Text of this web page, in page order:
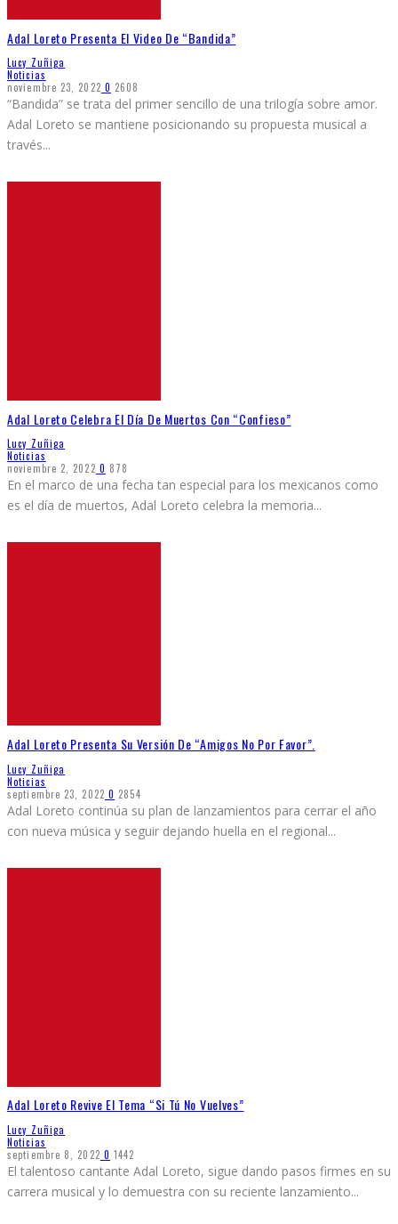
Adal Loreto Presenta El Video De “Bandida”
Lucy Zuñiga
Noticias
noviembre 23, 2022 0 2608
“Bandida” se trata del primer sencillo de una trilogía sobre amor.
Adal Loreto se mantiene posicionando su propuesta musical a
través...
Adal Loreto Celebra El Día De Muertos Con “Confieso”
Lucy Zuñiga
Noticias
noviembre 2, 2022 0 878
En el marco de una fecha tan especial para los mexicanos como
es el día de muertos, Adal Loreto celebra la memoria...
Adal Loreto Presenta Su Versión De “Amigos No Por Favor”.
Lucy Zuñiga
Noticias
septiembre 23, 2022 0 2854
Adal Loreto continúa su plan de lanzamientos para cerrar el año
con nueva música y seguir dejando huella en el regional...
Adal Loreto Revive El Tema “Si Tú No Vuelves”
Lucy Zuñiga
Noticias
septiembre 8, 2022 0 1442
El talentoso cantante Adal Loreto, sigue dando pasos firmes en su
carrera musical y lo demuestra con su reciente lanzamiento...